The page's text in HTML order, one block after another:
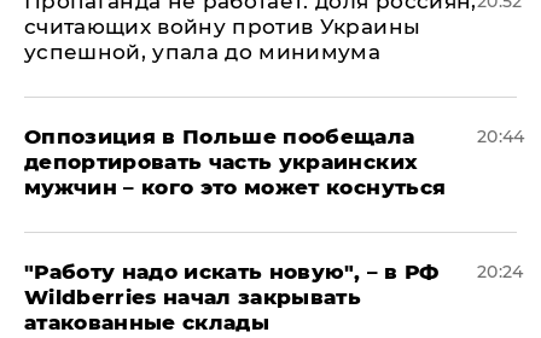
считающих войну против Украины
успешной, упала до минимума
Оппозиция в Польше пообещала
депортировать часть украинских
мужчин – кого это может коснуться
20:44
"Работу надо искать новую", – в РФ
Wildberries начал закрывать
атакованные склады
20:24